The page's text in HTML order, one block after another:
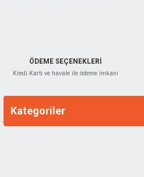
ÖDEME SEÇENEKLERİ
Kredi Kartı ve havale ile ödeme imkanı
Kategoriler
Markalar